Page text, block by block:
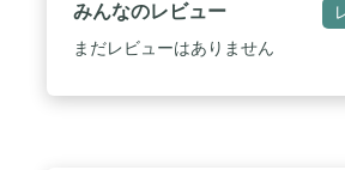
みんなのレビュー
まだレビューはありません